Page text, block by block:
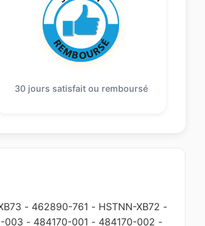
30 jours satisfait ou remboursé
- 462890-761 - HSTNN-XB72 -
003 - 484170-001 - 484170-002 -